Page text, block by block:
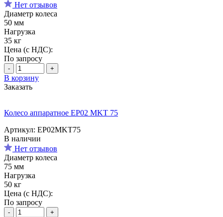
Нет отзывов
Диаметр колеса
50 мм
Нагрузка
35 кг
Цена (с НДС):
По запросу
- +
В корзину
Заказать
Колесо аппаратное EP02 MKT 75
Артикул: EP02MKT75
В наличии
Нет отзывов
Диаметр колеса
75 мм
Нагрузка
50 кг
Цена (с НДС):
По запросу
- +